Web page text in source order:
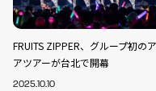
FRUITS ZIPPER、グループ初の
アツアーが台北で開幕
2025.10.10